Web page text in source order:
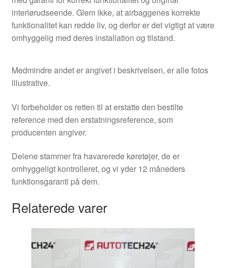
interiørudseende. Glem ikke, at airbaggenes korrekte
funktionalitet kan redde liv, og derfor er det vigtigt at være
omhyggelig med deres installation og tilstand.
Medmindre andet er angivet i beskrivelsen, er alle fotos
illustrative.
Vi forbeholder os retten til at erstatte den bestilte
reference med den erstatningsreference, som
producenten angiver.
Delene stammer fra havarerede køretøjer, de er
omhyggeligt kontrolleret, og vi yder 12 måneders
funktionsgaranti på dem.
Relaterede varer